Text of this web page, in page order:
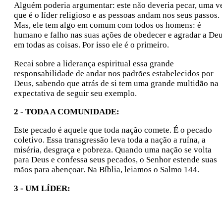
Alguém poderia argumentar: este não deveria pecar, uma
que é o líder religioso e as pessoas andam nos seus passos.
Mas, ele tem algo em comum com todos os homens: é
humano e falho nas suas ações de obedecer e agradar a
em todas as coisas. Por isso ele é o primeiro.
Recai sobre a liderança espiritual essa grande
responsabilidade de andar nos padrões estabelecidos por
Deus, sabendo que atrás de si tem uma grande multidão na
expectativa de seguir seu exemplo.
2 - TODA A COMUNIDADE:
Este pecado é aquele que toda nação comete. É o pecado
coletivo. Essa transgressão leva toda a nação a ruína, a
miséria, desgraça e pobreza. Quando uma nação se volta
para Deus e confessa seus pecados, o Senhor estende suas
mãos para abençoar. Na Bíblia, leiamos o Salmo 144.
3 - UM LÍDER: